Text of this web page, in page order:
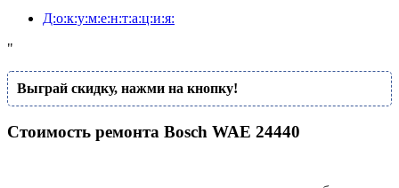
Д:о:к:у:м:е:н:т:а:ц:и:я:
"
Выграй скидку, нажми на кнопку!
Стоимость ремонта Bosch WAE 24440